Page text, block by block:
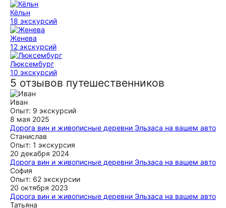
Кёльн
18 экскурсий
Женева
12 экскурсий
Люксембург
10 экскурсий
5 отзывов путешественников
Иван
Опыт: 9 экскурсий
8 мая 2025
Дорога вин и живописные деревни Эльзаса на вашем авто
Все очень понравилось, свозили в Кольмар и красивые
деревушки, поели сыра, выпили вина. Катерина
рассказывает все доступно и понятно. Экскурсию
однозначно рекомендуем!
ещё
Станислав
Опыт: 1 экскурсия
20 декабря 2024
Дорога вин и живописные деревни Эльзаса на вашем авто
Очень понравился Колмар. Катя очень хороший гид. День
прошел замечательно. Кто хочет узнать больше об Эльзасе
и его традициях, однозначно рекомендую!
ещё
София
Опыт: 62 экскурсии
20 октября 2023
Дорога вин и живописные деревни Эльзаса на вашем авто
огромное спасибо Кате за проведенную экскурсию! Все
Татьяна